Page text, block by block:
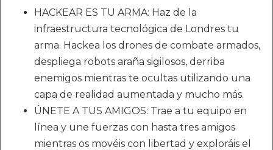
HACKEAR ES TU ARMA: Haz de la
infraestructura tecnológica de Londres tu
arma. Hackea los drones de combate armados,
despliega robots araña sigilosos, derriba
enemigos mientras te ocultas utilizando una
capa de realidad aumentada y mucho más.
ÚNETE A TUS AMIGOS: Trae a tu equipo en
línea y une fuerzas con hasta tres amigos
mientras os movéis con libertad y exploráis el